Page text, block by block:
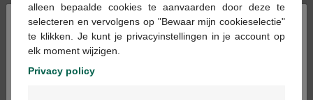
×
alleen bepaalde cookies te aanvaarden door deze te
selecteren en vervolgens op "Bewaar mijn cookieselectie"
te klikken. Je kunt je privacyinstellingen in je account op
elk moment wijzigen.
Privacy policy